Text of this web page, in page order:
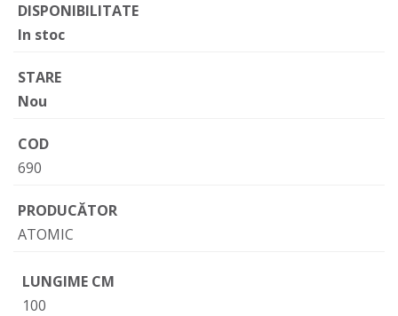
DISPONIBILITATE
In stoc
STARE
Nou
COD
690
PRODUCĂTOR
ATOMIC
LUNGIME CM
100